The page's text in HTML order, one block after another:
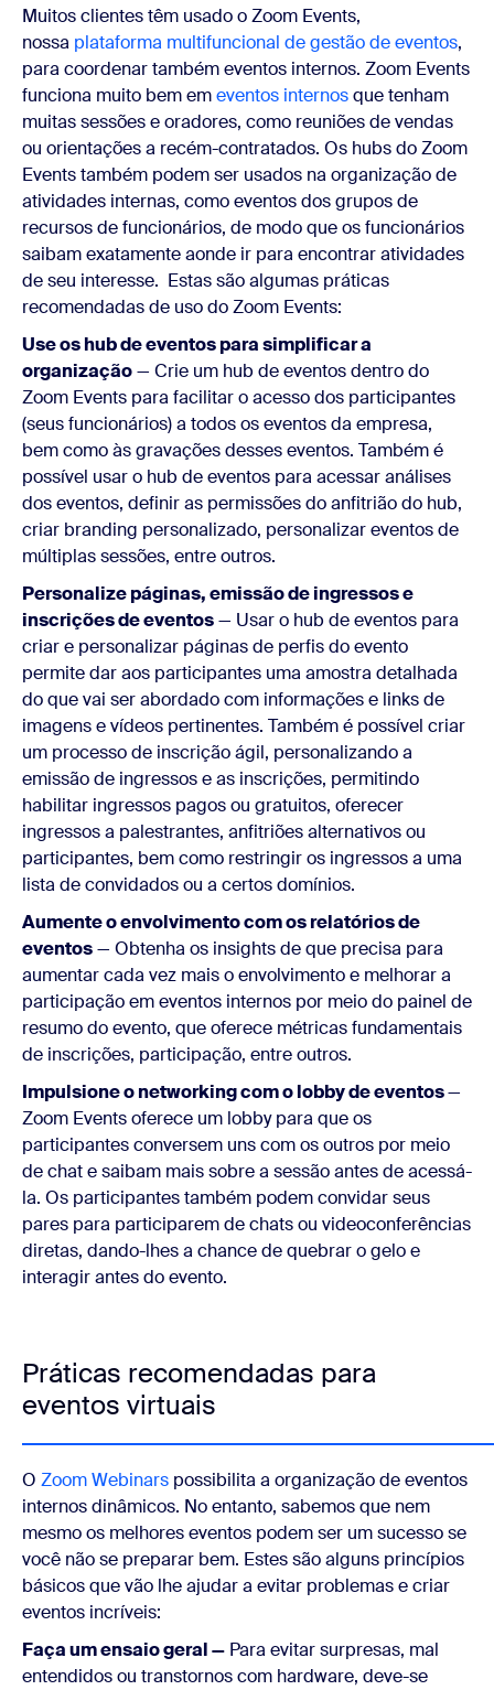
Muitos clientes têm usado o Zoom Events,
nossa plataforma multifuncional de gestão de eventos,
para coordenar também eventos internos. Zoom Events
funciona muito bem emeventos internosque tenham
muitas sessões e oradores, como reuniões de vendas
ou orientações a recém-contratados. Os hubs do Zoom
Events também podem ser usados na organização de
atividades internas, como eventos dos grupos de
recursos de funcionários, de modo que os funcionários
saibam exatamente aonde ir para encontrar atividades
de seu interesse. Estas são algumas práticas
recomendadas de uso do Zoom Events:
Use os hub de eventos para simplificar a
organização— Crie um hub de eventos dentro do
Zoom Events para facilitar o acesso dos participantes
(seus funcionários) a todos os eventos da empresa,
bem como às gravações desses eventos. Também é
possível usar o hub de eventos para acessar análises
dos eventos, definir as permissões do anfitrião do hub,
criar branding personalizado, personalizar eventos de
múltiplas sessões, entre outros.
Personalize páginas, emissão de ingressos e
inscrições de eventos— Usar o hub de eventos para
criar e personalizar páginas de perfis do evento
permite dar aos participantes uma amostra detalhada
do que vai ser abordado com informações e links de
imagens e vídeos pertinentes. Também é possível criar
um processo de inscrição ágil, personalizando a
emissão de ingressos e as inscrições, permitindo
habilitar ingressos pagos ou gratuitos, oferecer
ingressos a palestrantes, anfitriões alternativos ou
participantes, bem como restringir os ingressos a uma
lista de convidados ou a certos domínios.
Aumente o envolvimento com os relatórios de
eventos— Obtenha os insights de que precisa para
aumentar cada vez mais o envolvimento e melhorar a
participação em eventos internos por meio do painel de
resumo do evento, que oferece métricas fundamentais
de inscrições, participação, entre outros.
Impulsione o networking com o lobby de eventos—
Zoom Events oferece um lobby para que os
participantes conversem uns com os outros por meio
de chat e saibam mais sobre a sessão antes de acessá-
la. Os participantes também podem convidar seus
pares para participarem de chats ou videoconferências
diretas, dando-lhes a chance de quebrar o gelo e
interagir antes do evento.
Práticas recomendadas para
eventos virtuais
O Zoom Webinars possibilita a organização de eventos
internos dinâmicos. No entanto, sabemos que nem
mesmo os melhores eventos podem ser um sucesso se
você não se preparar bem. Estes são alguns princípios
básicos que vão lhe ajudar a evitar problemas e criar
eventos incríveis:
Faça um ensaio geral — Para evitar surpresas, mal
entendidos ou transtornos com hardware, deve-se